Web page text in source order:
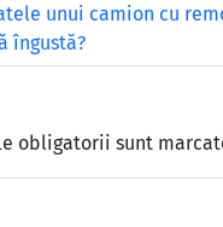
unui camion cu
îngustă?
obligatorii sunt